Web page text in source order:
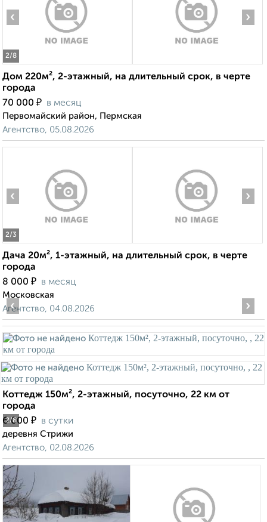
2/8
‹ ›
Дом 220м², 2-этажный, на длительный срок, в черте
города
70 000 ₽ в месяц
Первомайский район, Пермская
Агентство, 05.08.2026
2/3
‹ ›
Дача 20м², 1-этажный, на длительный срок, в черте
города
8 000 ₽ в месяц
Московская
Агентство, 04.08.2026
2/8
‹ ›
Коттедж 150м², 2-этажный, посуточно, 22 км от
города
6 000 ₽ в сутки
деревня Стрижи
Агентство, 02.08.2026